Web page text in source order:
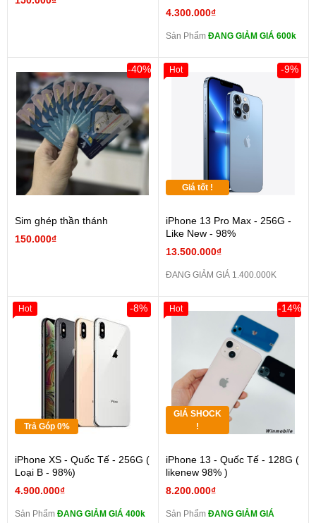
4.300.000₫
Sản Phẩm ĐANG GIẢM GIÁ 600k
Sim ghép thần thánh
150.000₫
-40%
Giá tốt !
iPhone 13 Pro Max - 256G -
Like New - 98%
13.500.000₫
-9%
ĐANG GIẢM GIÁ 1.400.000K
Hot
Trả Góp 0%
iPhone XS - Quốc Tế - 256G (
Loại B - 98%)
4.900.000₫
-8%
Sản Phẩm ĐANG GIẢM GIÁ 400k
Hot
GIÁ SHOCK
!
iPhone 13 - Quốc Tế - 128G (
likenew 98% )
8.200.000₫
-14%
Sản Phẩm ĐANG GIẢM GIÁ
Hot